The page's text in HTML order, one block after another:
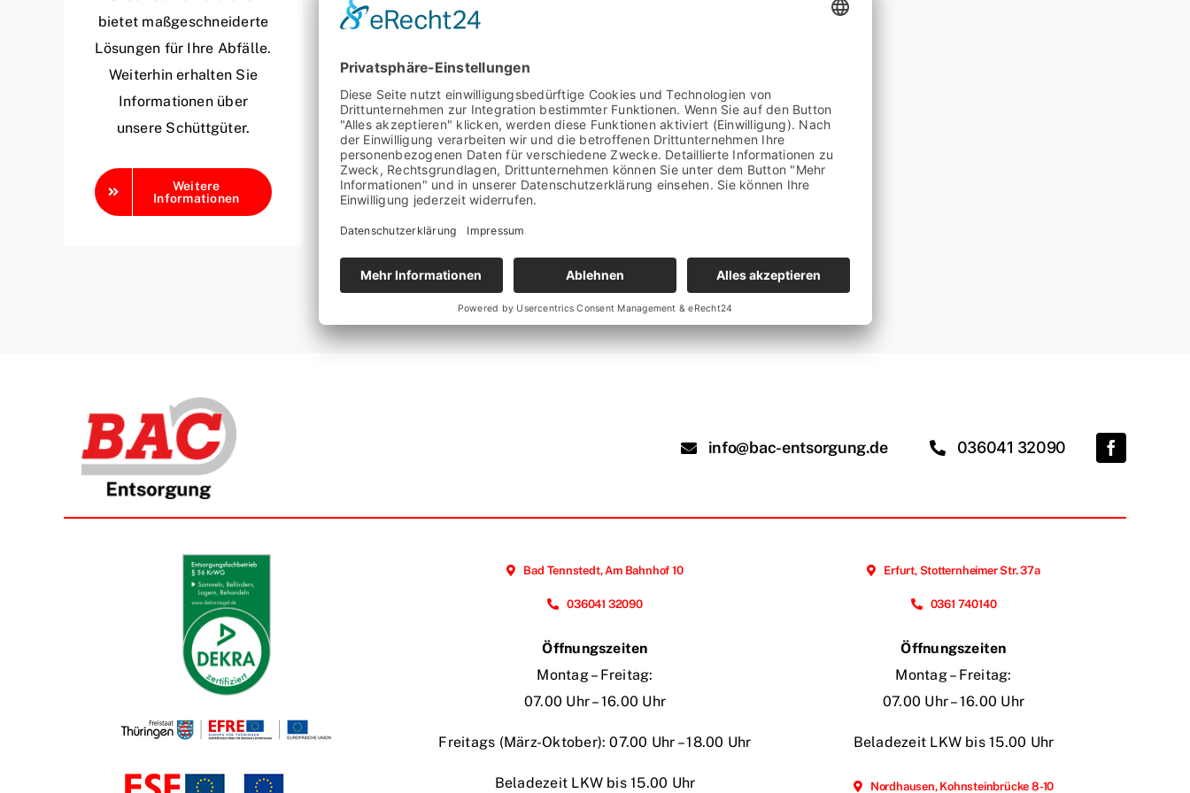
bietet maßgeschneiderte
Lösungen für Ihre Abfälle.
Weiterhin erhalten Sie
Informationen über
unsere Schüttgüter.
Weitere
Informationen
info@bac-entsorgung.de 036041 32090
Bad Tennstedt, Am Bahnhof 10
036041 32090
Öffnungszeiten
Montag – Freitag:
07.00 Uhr – 16.00 Uhr
Freitags (März-Oktober): 07.00 Uhr – 18.00 Uhr
Beladezeit LKW bis 15.00 Uhr
Erfurt, Stotternheimer Str. 37a
0361 740140
Öffnungszeiten
Montag – Freitag:
07.00 Uhr – 16.00 Uhr
Beladezeit LKW bis 15.00 Uhr
Nordhausen, Kohnsteinbrücke 8-10